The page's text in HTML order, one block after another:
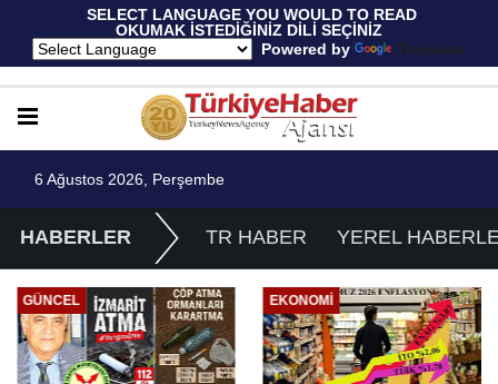
SELECT LANGUAGE YOU WOULD TO READ
OKUMAK İSTEDİĞİNİZ DİLİ SEÇİNİZ
Powered by
Translate
6 Ağustos 2026, Perşembe
HABERLER TR HABER YEREL
GÜNCEL EKONOMI